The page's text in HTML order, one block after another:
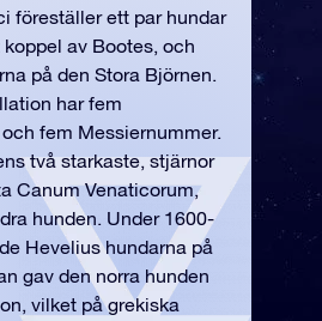
föreställer ett par hundar
av Bootes, och
på den Stora Björnen.
har fem
fem Messiernummer.
två starkaste, stjärnor
Canum Venaticorum,
hunden. Under 1600-
Hevelius hundarna på
gav den norra hunden
vilket på grekiska